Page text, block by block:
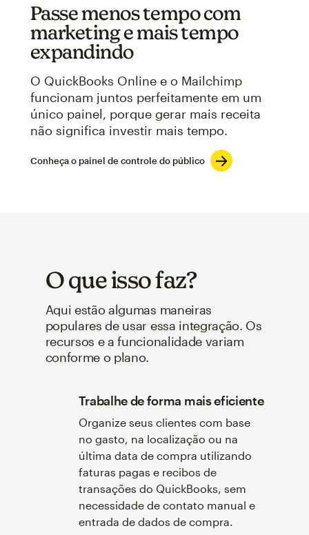
Passe menos tempo com
marketing e mais tempo
expandindo
O QuickBooks Online e o Mailchimp
funcionam juntos perfeitamente em um
único painel, porque gerar mais receita
não significa investir mais tempo.
Conheça o painel de controle do público
O que isso faz?
Aqui estão algumas maneiras
populares de usar essa integração. Os
recursos e a funcionalidade variam
conforme o plano.
Trabalhe de forma mais eficiente
Organize seus clientes com base
no gasto, na localização ou na
última data de compra utilizando
faturas pagas e recibos de
transações do QuickBooks, sem
necessidade de contato manual e
entrada de dados de compra.